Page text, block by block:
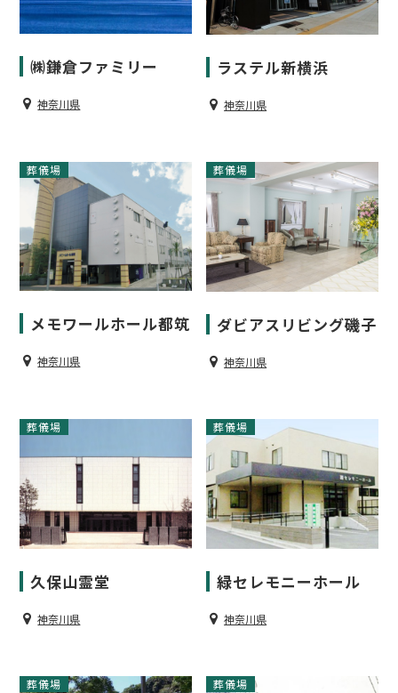
㈱鎌倉ファミリー
神奈川県
ラステル新横浜
神奈川県
葬儀場
メモワールホール都筑
神奈川県
葬儀場
ダビアスリビング磯子
神奈川県
葬儀場
久保山霊堂
神奈川県
葬儀場
緑セレモニーホール
神奈川県
葬儀場 葬儀場